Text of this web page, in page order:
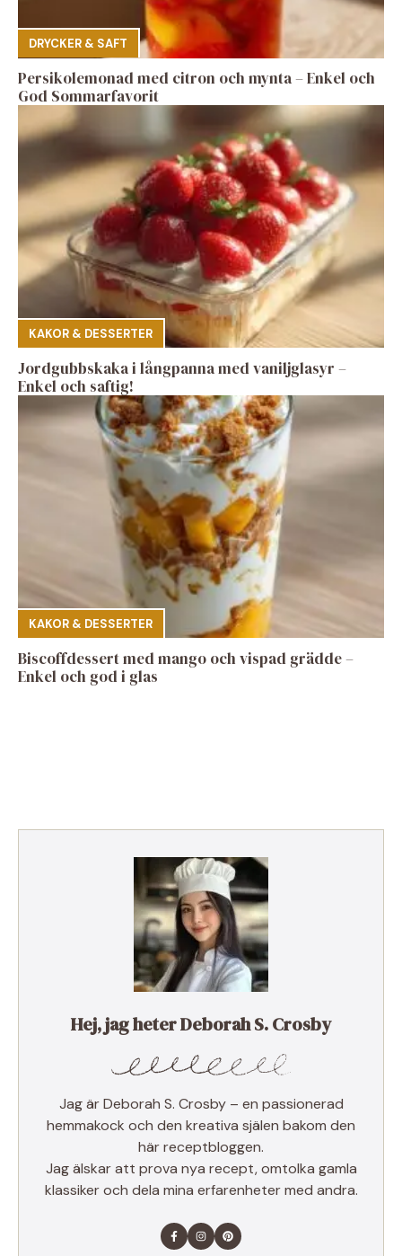
DRYCKER & SAFT
Persikolemonad med citron och mynta – Enkel och
God Sommarfavorit
KAKOR & DESSERTER
Jordgubbskaka i långpanna med vaniljglasyr –
Enkel och saftig!
KAKOR & DESSERTER
Biscoffdessert med mango och vispad grädde –
Enkel och god i glas
Hej, jag heter Deborah S. Crosby
Jag är Deborah S. Crosby – en passionerad
hemmakock och den kreativa själen bakom den
här receptbloggen.
Jag älskar att prova nya recept, omtolka gamla
klassiker och dela mina erfarenheter med andra.